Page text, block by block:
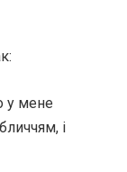
у мене
і